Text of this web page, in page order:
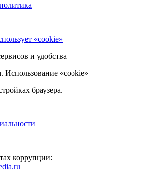
«cookie»
и удобства
Использование «cookie»
браузера.
коррупции: